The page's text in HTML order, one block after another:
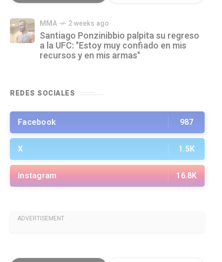
MMA 2 weeks ago
Santiago Ponzinibbio palpita su regreso
a la UFC: "Estoy muy confiado en mis
recursos y en mis armas"
REDES SOCIALES
Facebook 987
X 1.5K
Instagram 16.8K
ADVERTISEMENT